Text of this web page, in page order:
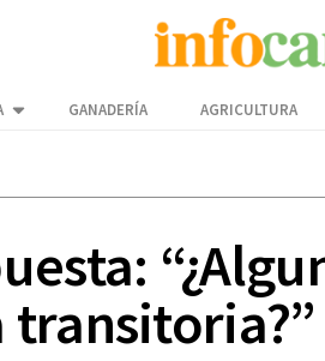
GANADERÍA AGRICULTURA